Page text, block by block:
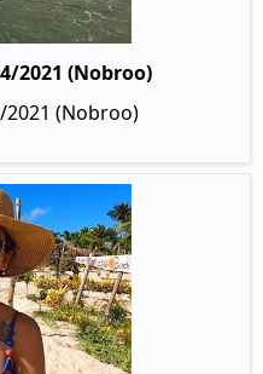
2021 (Nobroo)
2021 (Nobroo)